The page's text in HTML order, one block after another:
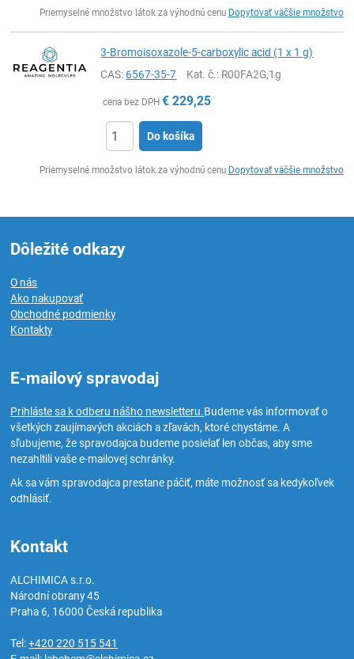
Priemyselné množstvo látok za výhodnú cenu Dopytovať väčšie množstvo
3-Bromoisoxazole-5-carboxylic acid (1 x 1 g)
CAS:6567-35-7 Kat. č.: R00FA2G,1g
cena bez DPH € 229,25
Do košíka
Priemyselné množstvo látok za výhodnú cenu Dopytovať väčšie množstvo
Dôležité odkazy
O nás
Ako nakupovať
Obchodné podmienky
Kontakty
E-mailový spravodaj
Prihláste sa k odberu nášho newsletteru.Budeme vás informovať o
všetkých zaujímavých akciách a zľavách, ktoré chystáme. A
sľubujeme, že spravodajca budeme posielať len občas, aby sme
nezahltili vaše e-mailovej schránky.
Ak sa vám spravodajca prestane páčiť, máte možnosť sa kedykoľvek
odhlásiť.
Kontakt
ALCHIMICA s.r.o.
Národní obrany 45
Praha 6, 16000Česká republika
Tel:+420 220 515 541